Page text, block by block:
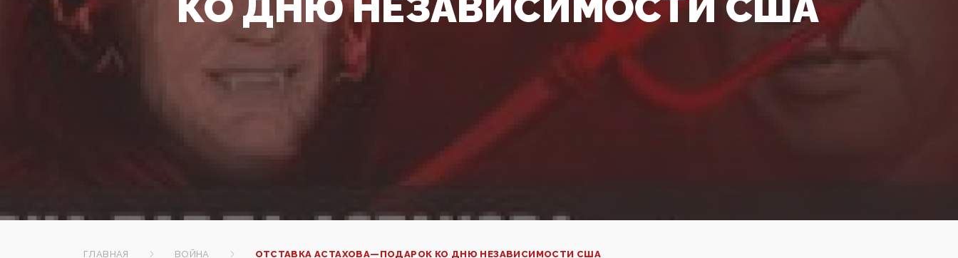
ГЛАВНАЯ ВОЙНА ОТСТАВКА АСТАХОВА—ПОДАРОК КО ДНЮ НЕЗАВИСИМОСТИ США